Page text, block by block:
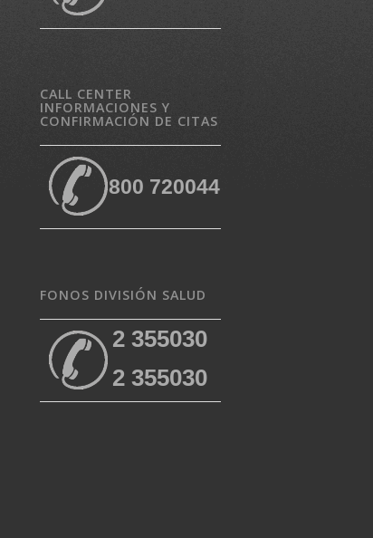
CALL CENTER
INFORMACIONES Y
CONFIRMACIÓN DE CITAS
800 720044
FONOS DIVISIÓN SALUD
2 355030
2 355030